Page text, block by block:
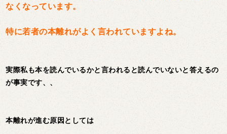
なくなっています。
特に若者の本離れがよく言われていますよね。
実際私も本を読んでいるかと言われると読んでいないと答えるの
が事実です、、
本離れが進む原因としては